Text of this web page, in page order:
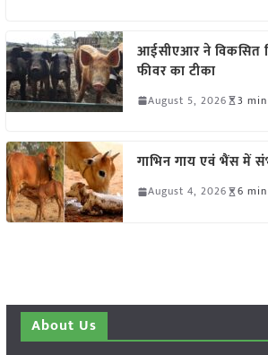
आईसीएआर ने विकसित
फीवर का टीका
August 5, 2026 3
गाभिन गाय एवं भैंस में
August 4, 2026 6
About Us